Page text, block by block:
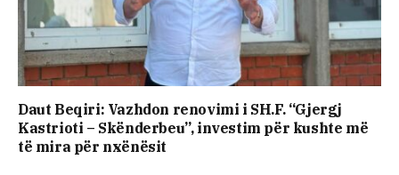
Daut Beqiri: Vazhdon renovimi i SH.F. “Gjergj
Kastrioti – Skënderbeu”, investim për kushte më
të mira për nxënësit